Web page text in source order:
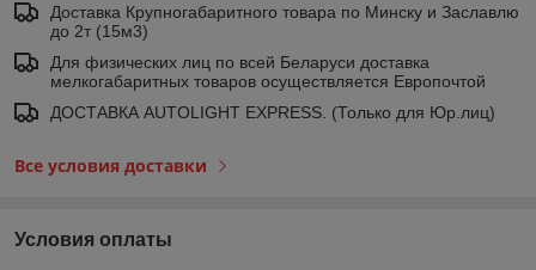
Доставка Крупногабаритного товара по Минску и Заславлю
до 2т (15м3)
Для физических лиц по всей Беларуси доставка
мелкогабаритных товаров осуществляется Европочтой
ДОСТАВКА AUTOLIGHT EXPRESS. (Только для Юр.лиц)
Все условия доставки
Условия оплаты